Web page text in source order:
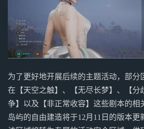
为了更好地开展后续的主题活动，部分
在【天空之触】、【无尽长梦】、【分
争】以及【非正常收容】这些剧本的相
岛屿的自由建造将于12月11日的版本更